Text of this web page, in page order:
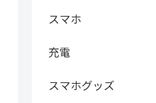
スマホ
充電
スマホグッズ